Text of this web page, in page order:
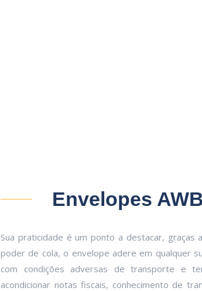
Envelopes
Sua praticidade é um ponto a destacar, graças
poder de cola, o envelope adere em qualquer
com condições adversas de transporte e
acondicionar notas fiscais, conhecimento de